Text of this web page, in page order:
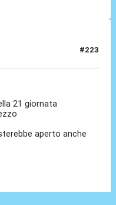
#223
21 giornata
aperto anche